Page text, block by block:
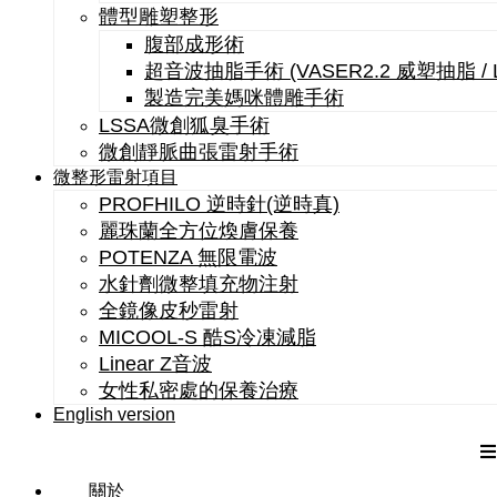
體型雕塑整形
腹部成形術
超音波抽脂手術 (VASER2.2 威塑抽脂 /
製造完美媽咪體雕手術
LSSA微創狐臭手術
微創靜脈曲張雷射手術
微整形雷射項目
PROFHILO 逆時針(逆時真)
麗珠蘭全方位煥膚保養
POTENZA 無限電波
水針劑微整填充物注射
全鏡像皮秒雷射
MICOOL-S 酷S冷凍減脂
Linear Z音波
女性私密處的保養治療
English version
關於